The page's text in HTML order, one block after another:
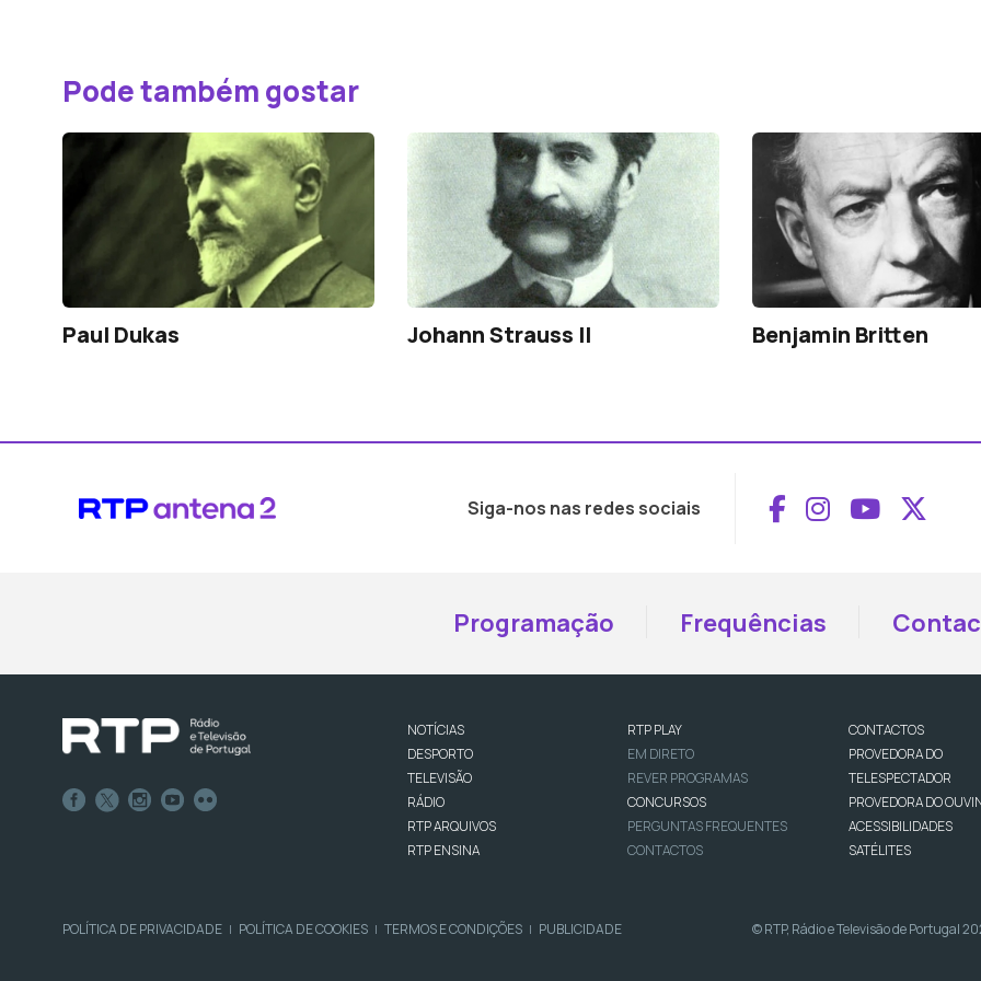
Pode também gostar
Paul Dukas Johann Strauss II Benjamin Britten
Siga-nos nas redes sociais Aceder ao
Aceder ao
Aceder
Programação Frequências
NOTÍCIAS
DESPORTO
TELEVISÃO
RÁDIO
RTP ARQUIVOS
RTP ENSINA
RTP PLAY
EM DIRETO
REVER PROGRAMAS
CONCURSOS
PERGUNTAS FREQUENTES
CONTACTOS
CONTACTOS
PROVEDORA DO
TELESPECTADOR
PROVEDORA DO
ACESSIBILIDADES
SATÉLITES
POLÍTICA DE PRIVACIDADE | POLÍTICA DE COOKIES | TERMOS E CONDIÇÕES | PUBLICIDADE © RTP, Rádio e Televisão de Portugal